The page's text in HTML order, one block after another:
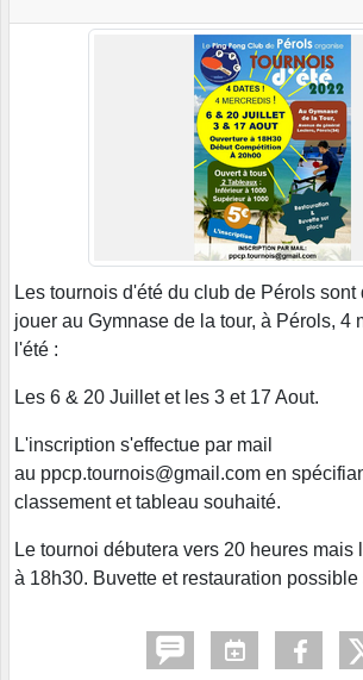
Les tournois d'été du club de Pérols sont
jouer au Gymnase de la tour, à Pérols, 4
l'été :
Les 6 & 20 Juillet et les 3 et 17 Aout.
L'inscription s'effectue par mail
au ppcp.tournois@gmail.com en
classement et tableau souhaité.
Le tournoi débutera vers 20 heures mais
à 18h30. Buvette et restauration possible